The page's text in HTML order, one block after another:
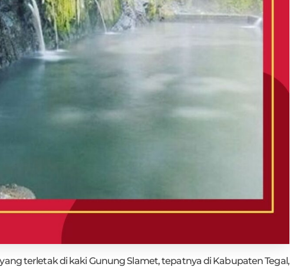
terletak di kaki Gunung Slamet, tepatnya di Kabupaten Tegal,